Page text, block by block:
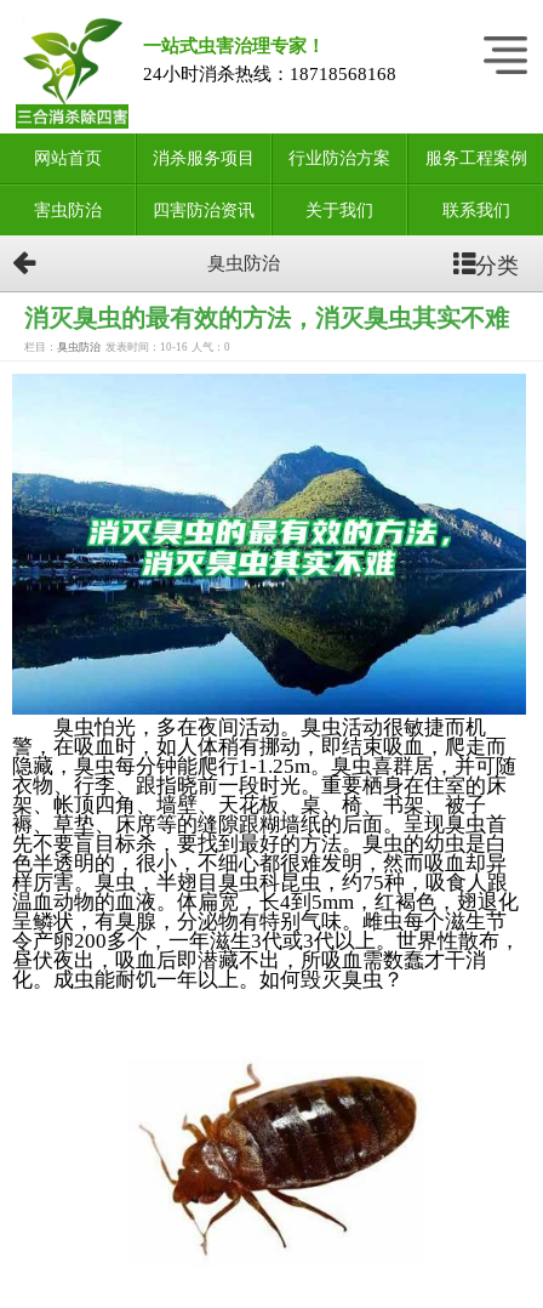
一站式虫害治理专家！
24小时消杀热线： 18718568168
网站首页 消杀服务项目 行业防治方案 服务工程案例
害虫防治 四害防治资讯 关于我们 联系我们
臭虫防治 分类
消灭臭虫的最有效的方法，消灭臭虫其实不难
栏目： 臭虫防治 发表时间：10-16 人气： 0
臭虫怕光，多在夜间活动。臭虫活动很敏捷而机
警，在吸血时，如人体稍有挪动，即结束吸血，爬走而
隐藏，臭虫每分钟能爬行1-1.25m。臭虫喜群居，并可随
衣物、行李、跟指晓前一段时光。重要栖身在住室的床
架、帐顶四角、墙壁、天花板、桌、椅、书架、被子
褥、草垫、床席等的缝隙跟糊墙纸的后面。呈现臭虫首
先不要盲目标杀，要找到最好的方法。臭虫的幼虫是白
色半透明的，很小，不细心都很难发明，然而吸血却异
样厉害。臭虫，半翅目臭虫科昆虫，约75种，吸食人跟
温血动物的血液。体扁宽，长4到5mm，红褐色，翅退化
呈鳞状，有臭腺，分泌物有特别气味。雌虫每个滋生节
令产卵200多个，一年滋生3代或3代以上。世界性散布，
昼伏夜出，吸血后即潜藏不出，所吸血需数蠢才干消
化。成虫能耐饥一年以上。如何毁灭臭虫？